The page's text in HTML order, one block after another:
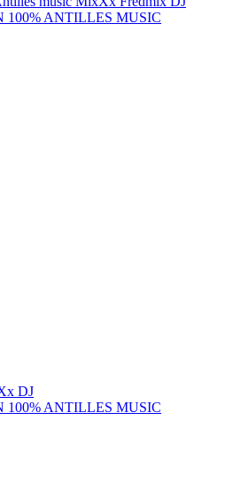
100% ANTILLES MUSIC
DJ
100% ANTILLES MUSIC